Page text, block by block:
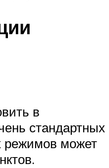
в
стандартных
режимов может